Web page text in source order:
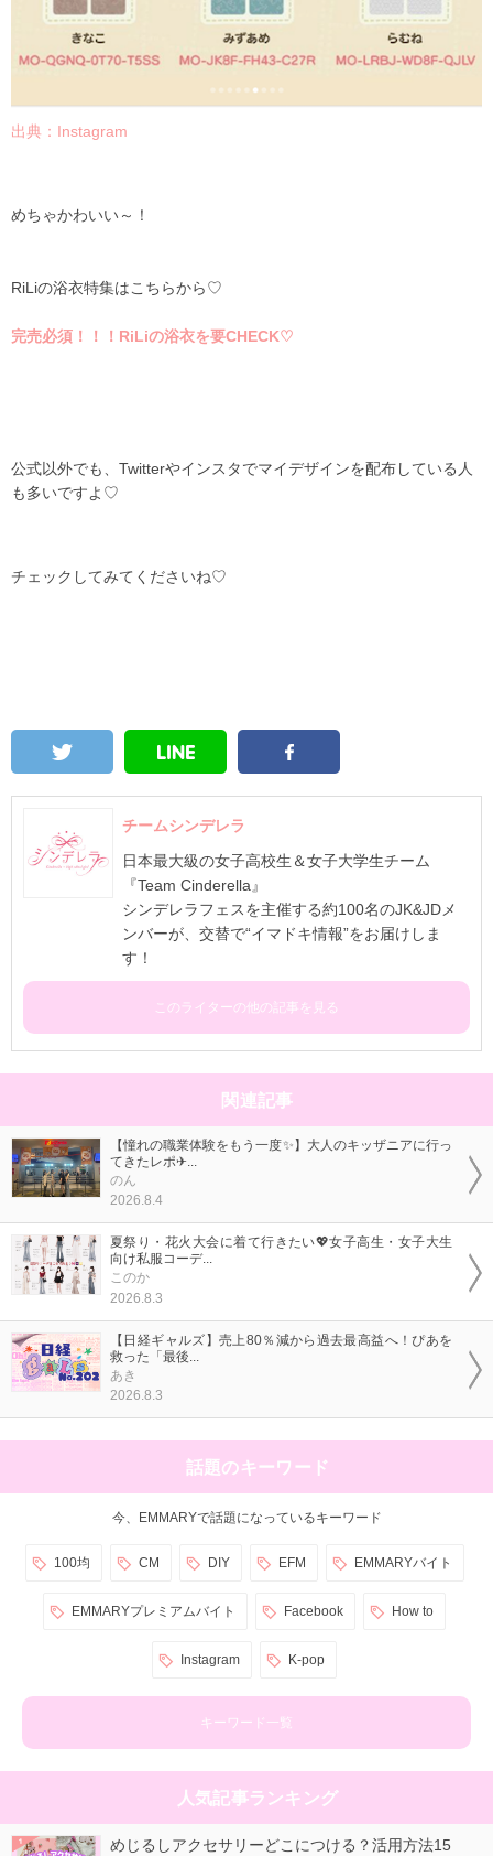
出典： Instagram
めちゃかわいい～！
RiLiの浴衣特集はこちらから♡
完売必須！！！RiLiの浴衣を要CHECK♡
公式以外でも、 Twitterやインスタでマイデザインを配布している人
も多いですよ♡
チェックしてみてくださいね♡
チームシンデレラ
日本最大級の女子高校生＆女子大学生チーム
『Team Cinderella』
シンデレラフェスを主催する約100名のJK&JDメ
ンバーが、交替で“イマドキ情報”をお届けしま
す！
このライターの他の記事を見る
関連記事
【憧れの職業体験をもう一度✨】大人のキッザニアに行っ
てきたレポ✈...
のん
2026.8.4
夏祭り・花火大会に着て行きたい💖女子高生・女子大生
向け私服コーデ...
このか
2026.8.3
【日経ギャルズ】売上80％減から過去最高益へ！ぴあを
救った「最後...
あき
2026.8.3
話題のキーワード
今、EMMARYで話題になっているキーワード
100均 CM DIY EFM EMMARYバイト
EMMARYプレミアムバイト Facebook How to
Instagram K-pop
キーワード一覧
人気記事ランキング
めじるしアクセサリーどこにつける？活用方法15